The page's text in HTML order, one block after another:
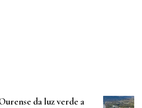
da luz verde a